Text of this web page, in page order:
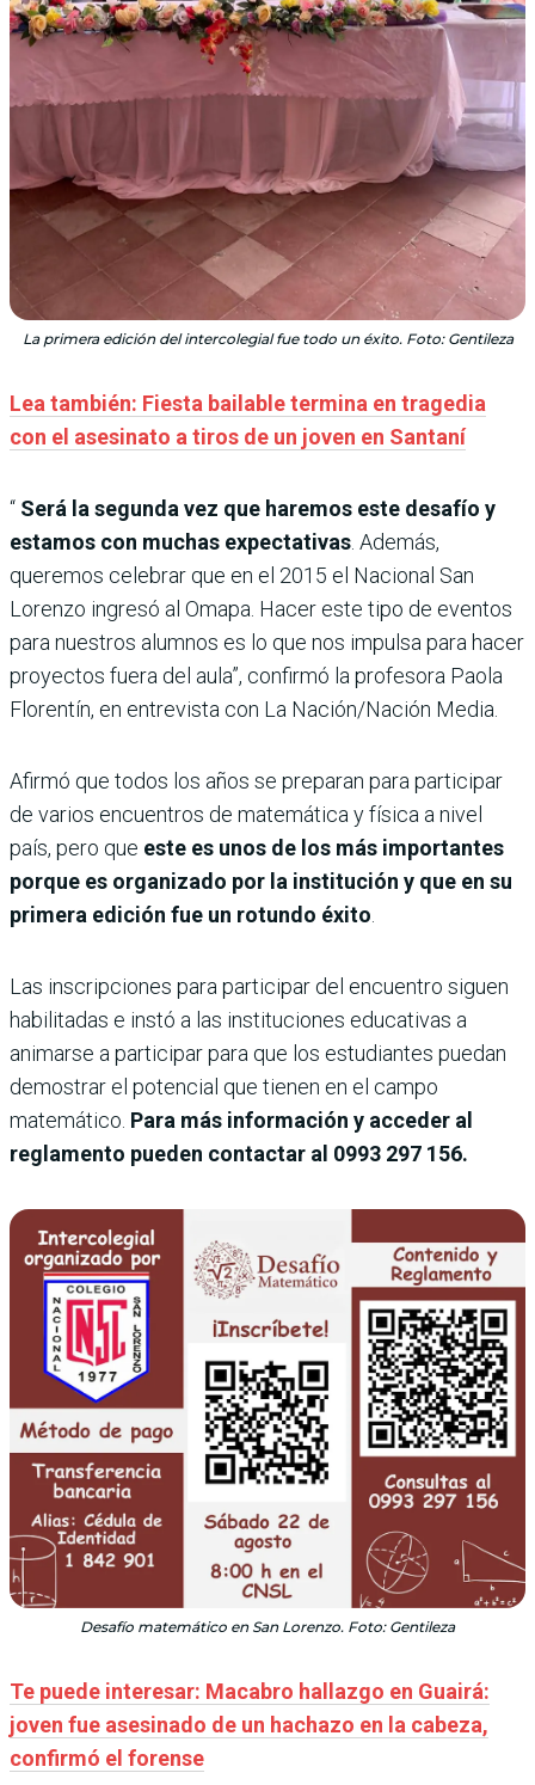
La primera edición del intercolegial fue todo un éxito. Foto: Gentileza
Lea también: Fiesta bailable termina en tragedia
con el asesinato a tiros de un joven en Santaní
“ Será la segunda vez que haremos este desafío y
estamos con muchas expectativas . Además,
queremos celebrar que en el 2015 el Nacional San
Lorenzo ingresó al Omapa. Hacer este tipo de eventos
para nuestros alumnos es lo que nos impulsa para hacer
proyectos fuera del aula”, confirmó la profesora Paola
Florentín, en entrevista con La Nación/Nación Media.
Afirmó que todos los años se preparan para participar
de varios encuentros de matemática y física a nivel
país, pero que este es unos de los más importantes
porque es organizado por la institución y que en su
primera edición fue un rotundo éxito
Las inscripciones para participar del encuentro siguen
habilitadas e instó a las instituciones educativas a
animarse a participar para que los estudiantes puedan
demostrar el potencial que tienen en el campo
matemático. Para más información y acceder al
reglamento pueden contactar al 0993 297 156.
Desafío matemático en San Lorenzo. Foto: Gentileza
Te puede interesar: Macabro hallazgo en Guairá:
joven fue asesinado de un hachazo en la cabeza,
confirmó el forense